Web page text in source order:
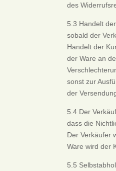
des
5.3 Handelt
sobald der
Handelt der
der Ware an
sonst zur
der
5.4 Der
dass die
Der Verkäufer
Ware wird der
5.5